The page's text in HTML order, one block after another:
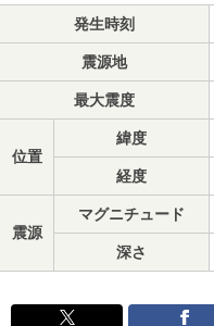
発生時刻
震源地
最大震度
位置
緯度
経度
震源
マグニチュード
深さ